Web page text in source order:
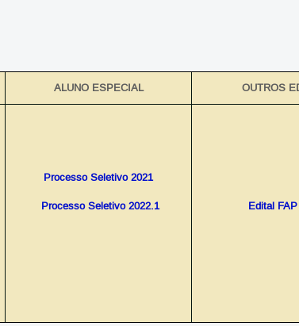
ALUNO ESPECIAL OUTROS
Processo Seletivo 2021
Processo Seletivo 2022.1 Edital